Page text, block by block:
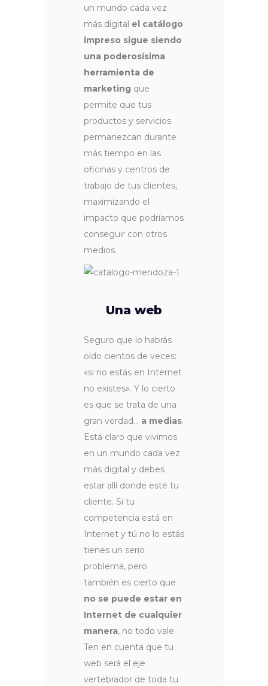
un mundo cada vez
más digital el catálogo
impreso sigue siendo
una poderosísima
herramienta de
marketing que
permite que tus
productos y servicios
permanezcan durante
más tiempo en las
oficinas y centros de
trabajo de tus clientes,
maximizando el
impacto que podríamos
conseguir con otros
medios.
Una web
Seguro que lo habrás
oído cientos de veces:
«si no estás en Internet
no existes». Y lo cierto
es que se trata de una
gran verdad… a medias.
Está claro que vivimos
en un mundo cada vez
más digital y debes
estar allí donde esté tu
cliente. Si tu
competencia está en
Internet y tú no lo estás
tienes un serio
problema, pero
también es cierto que
no se puede estar en
Internet de cualquier
manera, no todo vale.
Ten en cuenta que tu
web será el eje
vertebrador de toda tu